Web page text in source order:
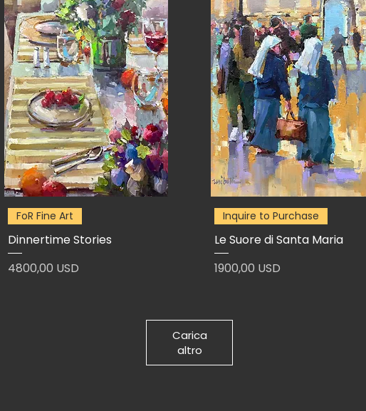
FoR Fine Art
Dinnertime Stories
Prezzo
4800,00 USD
Inquire to Purchase
Le Suore di Santa Maria
Prezzo
1900,00 USD
Carica
altro